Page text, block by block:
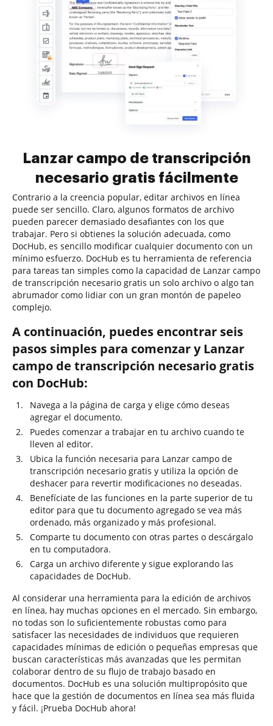
Lanzar campo de transcripción
necesario gratis fácilmente
Contrario a la creencia popular, editar archivos en línea
puede ser sencillo. Claro, algunos formatos de archivo
pueden parecer demasiado desafiantes con los que
trabajar. Pero si obtienes la solución adecuada, como
DocHub, es sencillo modificar cualquier documento con un
mínimo esfuerzo. DocHub es tu herramienta de referencia
para tareas tan simples como la capacidad de Lanzar campo
de transcripción necesario gratis un solo archivo o algo tan
abrumador como lidiar con un gran montón de papeleo
complejo.
A continuación, puedes encontrar seis
pasos simples para comenzar y Lanzar
campo de transcripción necesario gratis
con DocHub:
Navega a la página de carga y elige cómo deseas
agregar el documento.
Puedes comenzar a trabajar en tu archivo cuando te
lleven al editor.
Ubica la función necesaria para Lanzar campo de
transcripción necesario gratis y utiliza la opción de
deshacer para revertir modificaciones no deseadas.
Benefíciate de las funciones en la parte superior de tu
editor para que tu documento agregado se vea más
ordenado, más organizado y más profesional.
Comparte tu documento con otras partes o descárgalo
en tu computadora.
Carga un archivo diferente y sigue explorando las
capacidades de DocHub.
Al considerar una herramienta para la edición de archivos
en línea, hay muchas opciones en el mercado. Sin embargo,
no todas son lo suficientemente robustas como para
satisfacer las necesidades de individuos que requieren
capacidades mínimas de edición o pequeñas empresas que
buscan características más avanzadas que les permitan
colaborar dentro de su flujo de trabajo basado en
documentos. DocHub es una solución multipropósito que
hace que la gestión de documentos en línea sea más fluida
y fácil. ¡Prueba DocHub ahora!